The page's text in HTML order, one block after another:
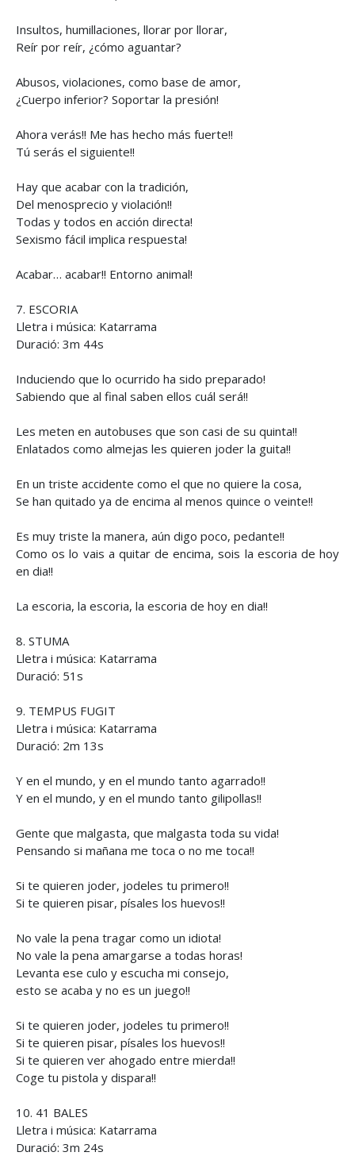
Insultos, humillaciones, llorar por llorar,
Reír por reír, ¿cómo aguantar?
Abusos, violaciones, como base de amor,
¿Cuerpo inferior? Soportar la presión!
Ahora verás!! Me has hecho más fuerte!!
Tú serás el siguiente!!
Hay que acabar con la tradición,
Del menosprecio y violación!!
Todas y todos en acción directa!
Sexismo fácil implica respuesta!
Acabar… acabar!! Entorno animal!
7. ESCORIA
Lletra i música: Katarrama
Duració: 3m 44s
Induciendo que lo ocurrido ha sido preparado!
Sabiendo que al final saben ellos cuál será!!
Les meten en autobuses que son casi de su quinta!!
Enlatados como almejas les quieren joder la guita!!
En un triste accidente como el que no quiere la cosa,
Se han quitado ya de encima al menos quince o veinte!!
Es muy triste la manera, aún digo poco, pedante!!
Como os lo vais a quitar de encima, sois la escoria de hoy
en dia!!
La escoria, la escoria, la escoria de hoy en dia!!
8. STUMA
Lletra i música: Katarrama
Duració: 51s
9. TEMPUS FUGIT
Lletra i música: Katarrama
Duració: 2m 13s
Y en el mundo, y en el mundo tanto agarrado!!
Y en el mundo, y en el mundo tanto gilipollas!!
Gente que malgasta, que malgasta toda su vida!
Pensando si mañana me toca o no me toca!!
Si te quieren joder, jodeles tu primero!!
Si te quieren pisar, písales los huevos!!
No vale la pena tragar como un idiota!
No vale la pena amargarse a todas horas!
Levanta ese culo y escucha mi consejo,
esto se acaba y no es un juego!!
Si te quieren joder, jodeles tu primero!!
Si te quieren pisar, písales los huevos!!
Si te quieren ver ahogado entre mierda!!
Coge tu pistola y dispara!!
10. 41 BALES
Lletra i música: Katarrama
Duració: 3m 24s